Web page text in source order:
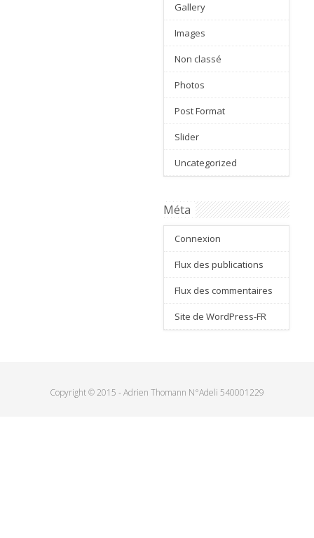
Gallery
Images
Non classé
Photos
Post Format
Slider
Uncategorized
Méta
Connexion
Flux des publications
Flux des commentaires
Site de WordPress-FR
Copyright © 2015 - Adrien Thomann N°Adeli 540001229